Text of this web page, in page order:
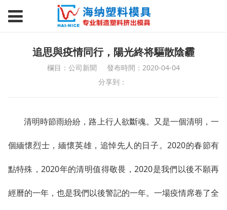
追思與疫情同行，陽光終将驅散陰霾
欄目：公司新聞
發布時間：2020-04-04
分享到：
清明時節雨紛紛，路上行人欲斷魂。又是一個清明，一
個緬懷烈士，緬懷英雄，追悼先人的日子。2020的春節有
點特殊，2020年的清明值得敬畏，2020是我們以後不願再
經曆的一年，也是我們以後警記的一年。一場疫情席卷了全